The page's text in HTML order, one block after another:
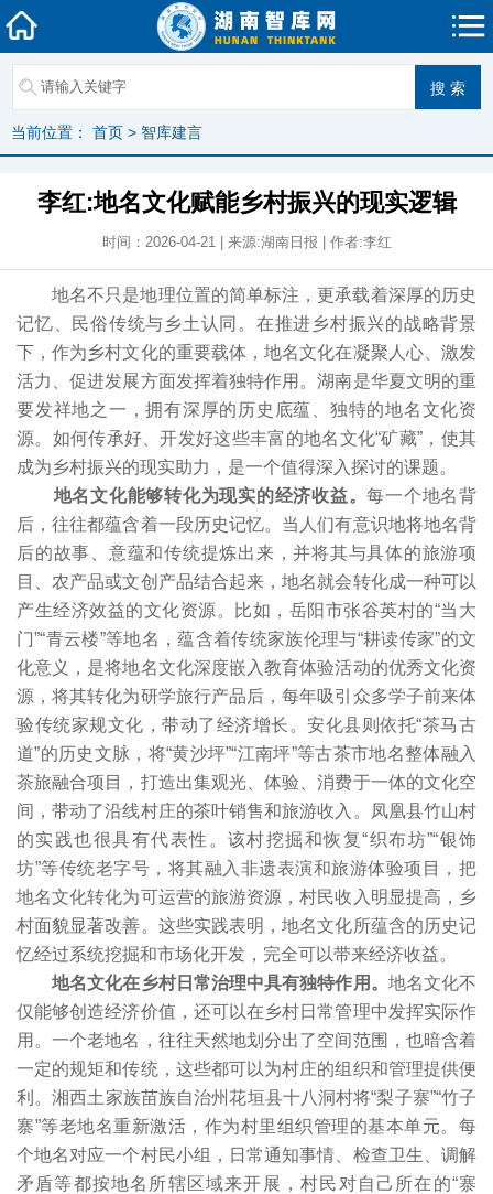
当前位置： 首页 > 智库建言
李红:地名文化赋能乡村振兴的现实逻辑
时间：2026-04-21 | 来源:湖南日报 | 作者:李红
地名不只是地理位置的简单标注，更承载着深厚的历史
记忆、民俗传统与乡土认同。在推进乡村振兴的战略背景
下，作为乡村文化的重要载体，地名文化在凝聚人心、激发
活力、促进发展方面发挥着独特作用。湖南是华夏文明的重
要发祥地之一，拥有深厚的历史底蕴、独特的地名文化资
源。如何传承好、开发好这些丰富的地名文化“矿藏”，使其
成为乡村振兴的现实助力，是一个值得深入探讨的课题。
地名文化能够转化为现实的经济收益。每一个地名背
后，往往都蕴含着一段历史记忆。当人们有意识地将地名背
后的故事、意蕴和传统提炼出来，并将其与具体的旅游项
目、农产品或文创产品结合起来，地名就会转化成一种可以
产生经济效益的文化资源。比如，岳阳市张谷英村的“当大
门”“青云楼”等地名，蕴含着传统家族伦理与“耕读传家”的文
化意义，是将地名文化深度嵌入教育体验活动的优秀文化资
源，将其转化为研学旅行产品后，每年吸引众多学子前来体
验传统家规文化，带动了经济增长。安化县则依托“茶马古
道”的历史文脉，将“黄沙坪”“江南坪”等古茶市地名整体融入
茶旅融合项目，打造出集观光、体验、消费于一体的文化空
间，带动了沿线村庄的茶叶销售和旅游收入。凤凰县竹山村
的实践也很具有代表性。该村挖掘和恢复“织布坊”“银饰
坊”等传统老字号，将其融入非遗表演和旅游体验项目，把
地名文化转化为可运营的旅游资源，村民收入明显提高，乡
村面貌显著改善。这些实践表明，地名文化所蕴含的历史记
忆经过系统挖掘和市场化开发，完全可以带来经济收益。
地名文化在乡村日常治理中具有独特作用。 地名文化不
仅能够创造经济价值，还可以在乡村日常管理中发挥实际作
用。一个老地名，往往天然地划分出了空间范围，也暗含着
一定的规矩和传统，这些都可以为村庄的组织和管理提供便
利。湘西土家族苗族自治州花垣县十八洞村将“梨子寨”“竹子
寨”等老地名重新激活，作为村里组织管理的基本单元。每
个地名对应一个村民小组，日常通知事情、检查卫生、调解
矛盾等都按地名所辖区域来开展，村民对自己所在的“寨